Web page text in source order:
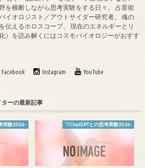
を横断しながら思考実験をする日々。 占星術
イオロジスト／アウトサイダー研究者。 魂の
伝えるホロスコープ、 現在のエネルギーとリ
）を読み解くにはコスモバイオロジーがおすす
Facebook Instagram YouTube
ターの最新記事
実験2026- ▽ChatGPTとの思考実験2026-